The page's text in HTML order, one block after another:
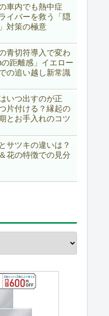
車内でも熱中症
イバーを救う「隠
対策の極意
青切符導入で変わ
の距離感」イエロー
の追い越し新常識
いつ出すのが正
片付ける？縁起の
とお手入れのコツ
サツキの違いは？
花の特徴での見分